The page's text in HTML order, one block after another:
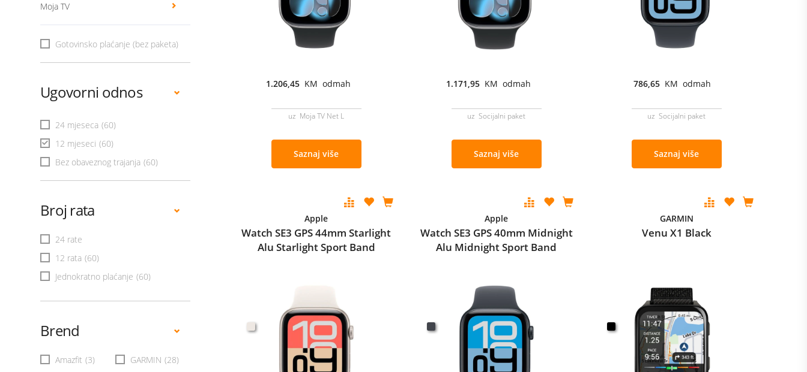
Moja TV
Gotovinsko plaćanje (bez paketa)
Ugovorni odnos
24 mjeseca (60)
12 mjeseci (60)
Bez obaveznog trajanja (60)
Broj rata
24 rate
12 rata (60)
Jednokratno plaćanje (60)
Brend
Amazfit (3) GARMIN (28)
1.206,45 KM odmah
uz Moja TV Net L
Saznaj više
1.171,95 KM odmah
uz Socijalni paket
Saznaj više
786,65 KM odmah
uz Socijalni paket
Saznaj više
Apple
Watch SE3 GPS 44mm Starlight
Alu Starlight Sport Band
Apple
Watch SE3 GPS 40mm Midnight
Alu Midnight Sport Band
GARMIN
Venu X1 Black